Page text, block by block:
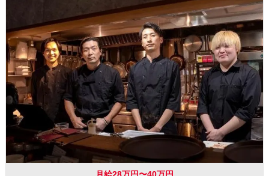
月給28万円〜40万円